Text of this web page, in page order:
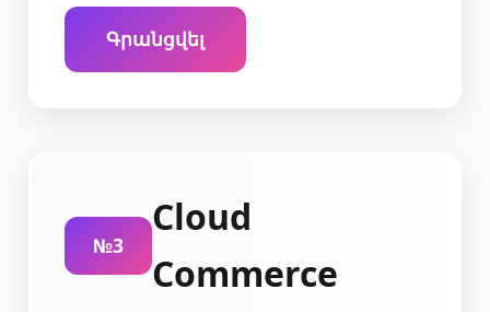
Գրանցվել
№3
Cloud
Commerce